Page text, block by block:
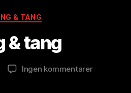
Kategorier
& TANG
& tang
Innleggsforfatter
B
r
w
l
Ingen kommentarertil